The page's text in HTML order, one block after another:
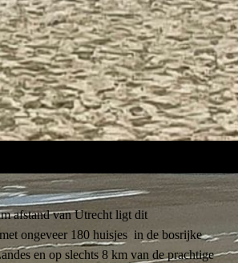
afstand van Utrecht ligt dit
ongeveer 180 huisjes in de bosrijke
en op slechts 8 km van de prachtige